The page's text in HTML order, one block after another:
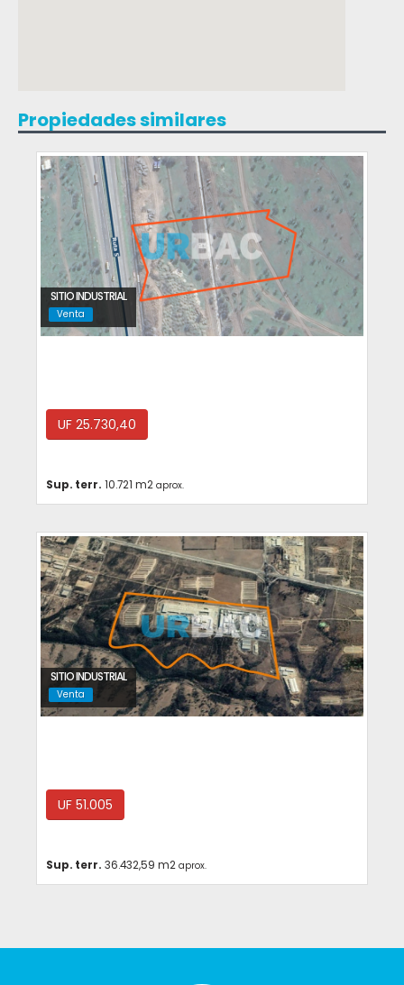
Propiedades similares
SITIO INDUSTRIAL
Venta
UF 25.730,40
Sup. terr. 10.721 m2 aprox.
SITIO INDUSTRIAL
Venta
UF 51.005
Sup. terr. 36.432,59 m2 aprox.